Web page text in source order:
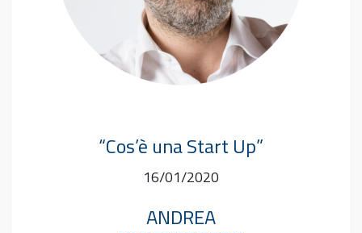
“Cos’è una Start Up”
16/01/2020
ANDREA